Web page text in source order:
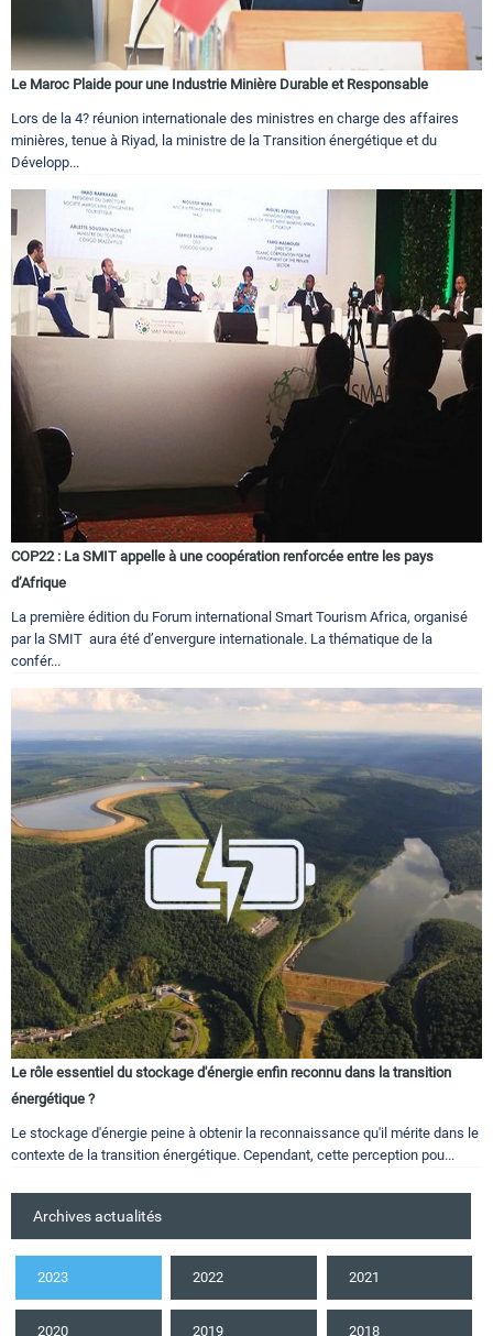
Le Maroc Plaide pour une Industrie Minière Durable et Responsable
Lors de la 4? réunion internationale des ministres en charge des affaires
minières, tenue à Riyad, la ministre de la Transition énergétique et du
Développ...
COP22 : La SMIT appelle à une coopération renforcée entre les pays
d’Afrique
La première édition du Forum international Smart Tourism Africa, organisé
par la SMIT aura été d’envergure internationale. La thématique de la
confér...
Le rôle essentiel du stockage d'énergie enfin reconnu dans la transition
énergétique ?
Le stockage d'énergie peine à obtenir la reconnaissance qu'il mérite dans le
contexte de la transition énergétique. Cependant, cette perception pou...
Archives actualités
2023 2022 2021
2020 2019 2018